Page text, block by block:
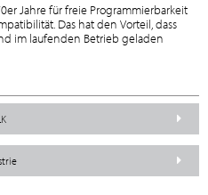
Jahre für freie Programmierbarkeit
Das hat den Vorteil, dass
im laufenden Betrieb geladen